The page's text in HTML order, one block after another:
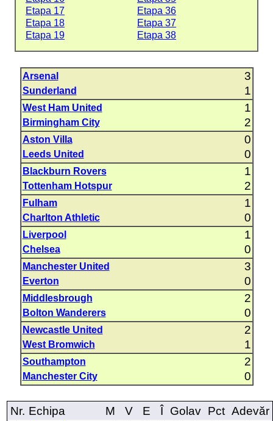
Etapa 17
Etapa 36
Etapa 18
Etapa 37
Etapa 19
Etapa 38
Arsenal 3
Sunderland 1
West Ham United 1
Birmingham City 2
Aston Villa 0
Leeds United 0
Blackburn Rovers 1
Tottenham Hotspur 2
Fulham 1
Charlton Athletic 0
Liverpool 1
Chelsea 0
Manchester United 3
Everton 0
Middlesbrough 2
Bolton Wanderers 0
Newcastle United 2
West Bromwich 1
Southampton 2
Manchester City 0
Nr. Echipa M V E Î Golav Pct Adevăr